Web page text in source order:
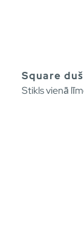
Square
Stikls vienā